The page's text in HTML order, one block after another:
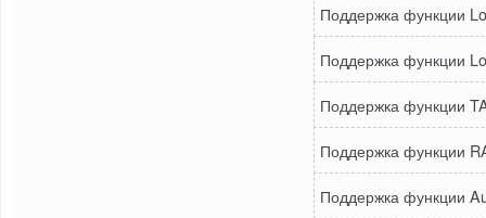
Поддержка функции
Поддержка функции
Поддержка функции
Поддержка функции
Поддержка функции